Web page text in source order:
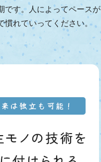
です。人によってペースが
慣れていってください。